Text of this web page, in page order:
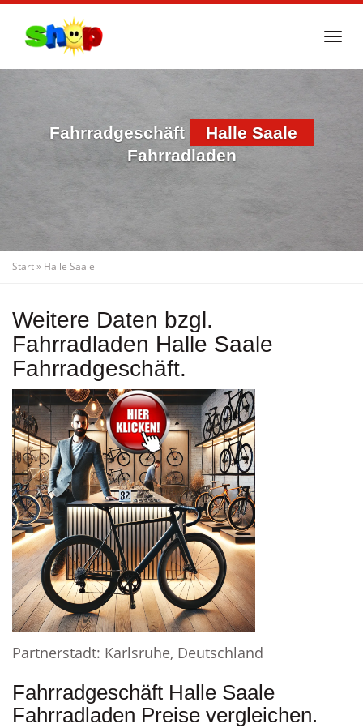
Fahrradgeschäft
Halle Saale
Fahrradladen
Start» Halle Saale
Weitere Daten bzgl.
Fahrradladen Halle Saale
Fahrradgeschäft.
Partnerstadt: Karlsruhe, Deutschland
Fahrradgeschäft Halle Saale
Fahrradladen Preise vergleichen.